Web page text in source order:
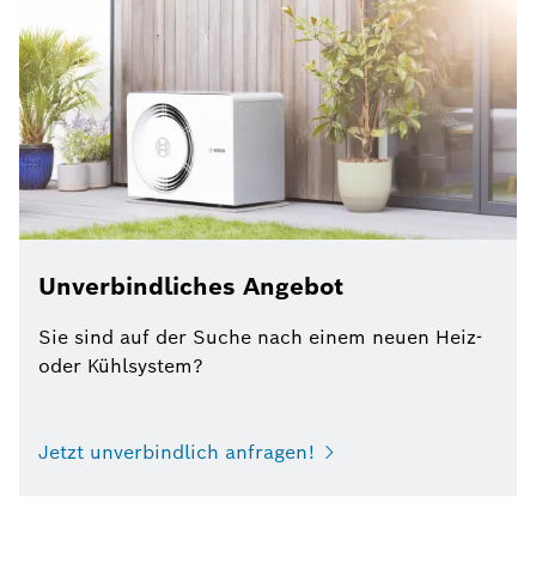
Unverbindliches Angebot
Sie sind auf der Suche nach einem neuen Heiz-
oder Kühlsystem?
Jetzt unverbindlich anfragen!